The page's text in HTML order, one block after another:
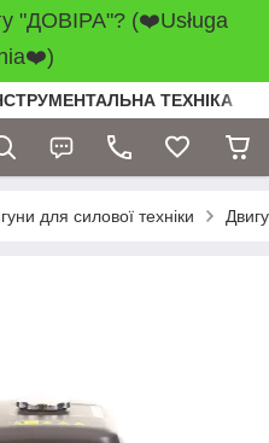
"ДОВІРА"? (❤️Usługa
ТЕХНІКА
для силової техніки